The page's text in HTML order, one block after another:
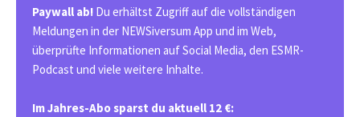
Paywall ab! Du erhältst Zugriff auf die vollständigen
Meldungen in der NEWSiversum App und im Web,
überprüfte Informationen auf Social Media, den ESMR-
Podcast und viele weitere Inhalte.
Im Jahres-Abo sparst du aktuell 12 €: